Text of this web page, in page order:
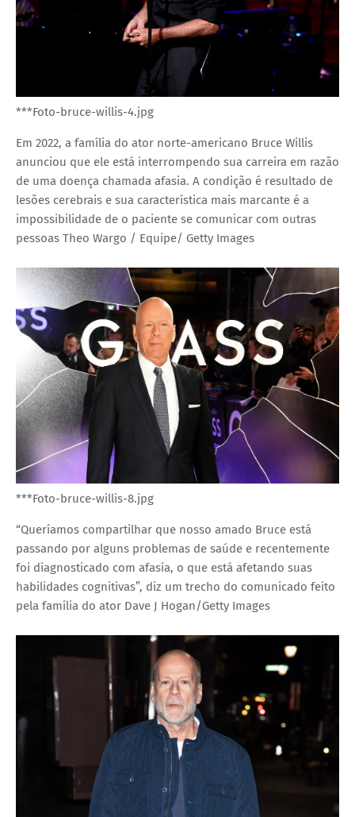
***Foto-bruce-willis-4.jpg
Em 2022, a família do ator norte-americano Bruce Willis
anunciou que ele está interrompendo sua carreira em razão
de uma doença chamada afasia. A condição é resultado de
lesões cerebrais e sua característica mais marcante é a
impossibilidade de o paciente se comunicar com outras
pessoas Theo Wargo / Equipe/ Getty Images
***Foto-bruce-willis-8.jpg
“Queríamos compartilhar que nosso amado Bruce está
passando por alguns problemas de saúde e recentemente
foi diagnosticado com afasia, o que está afetando suas
habilidades cognitivas”, diz um trecho do comunicado feito
pela família do ator Dave J Hogan/Getty Images